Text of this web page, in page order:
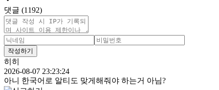
댓글 (1192)
작성하기
히히
2026-08-07 23:23:24
아니 한국어로 알티도 맞게해줘야 하는거 아님?